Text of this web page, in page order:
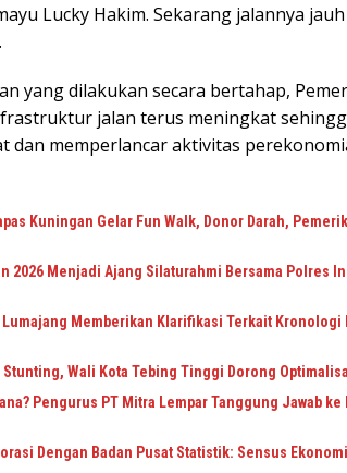
Lucky Hakim. Sekarang jalannya
yang dilakukan secara bertahap,
jalan terus meningkat
dan memperlancar aktivitas
Kuningan Gelar Fun Walk, Donor Darah,
2026 Menjadi Ajang Silaturahmi Bersama Polres
Lumajang Memberikan Klarifikasi Terkait
Wali Kota Tebing Tinggi Dorong
Pengurus PT Mitra Lempar Tanggung Jawab
Dengan Badan Pusat Statistik: Sensus